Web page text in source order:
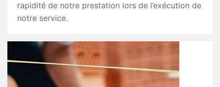
rapidité de notre prestation lors de l’exécution de
notre service.